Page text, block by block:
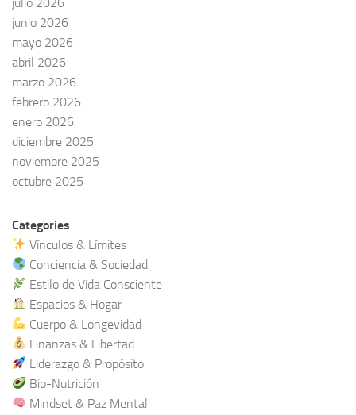
junio 2026
mayo 2026
abril 2026
marzo 2026
febrero 2026
enero 2026
diciembre 2025
noviembre 2025
octubre 2025
Categories
Vínculos & Límites
Conciencia & Sociedad
Estilo de Vida Consciente
Espacios & Hogar
Cuerpo & Longevidad
Finanzas & Libertad
Liderazgo & Propósito
Bio-Nutrición
Mindset & Paz Mental